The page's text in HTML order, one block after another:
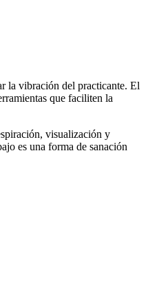
la vibración del practicante. El
que faciliten la
visualización y
es una forma de sanación